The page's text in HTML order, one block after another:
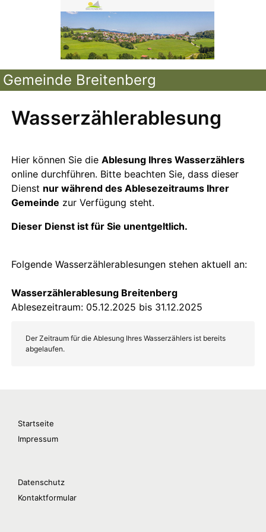
Gemeinde Breitenberg
Startseite
Impressum
Datenschutz
Kontaktformular